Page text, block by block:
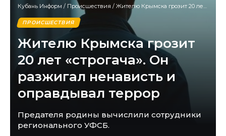
Кубань Информ / Происшествия / Жителю Крымска грозит 20 лет «строгача». Он разжигал ненависть и оправдывал террор
ПРОИСШЕСТВИЯ
Жителю Крымска грозит
20 лет «строгача». Он
разжигал ненависть и
оправдывал террор
Предателя родины вычислили сотрудники
регионального УФСБ.